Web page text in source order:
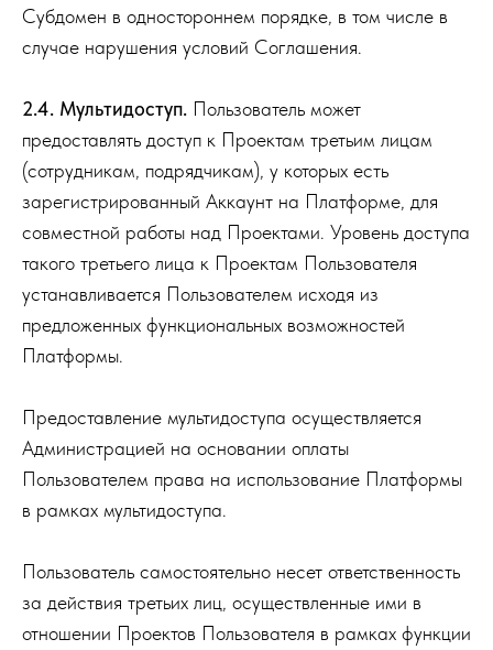
Субдомен в одностороннем порядке, в том числе в
случае нарушения условий Соглашения.
2.4. Мультидоступ. Пользователь может
предоставлять доступ к Проектам третьим лицам
(сотрудникам, подрядчикам), у которых есть
зарегистрированный Аккаунт на Платформе, для
совместной работы над Проектами. Уровень доступа
такого третьего лица к Проектам Пользователя
устанавливается Пользователем исходя из
предложенных функциональных возможностей
Платформы.
Предоставление мультидоступа осуществляется
Администрацией на основании оплаты
Пользователем права на использование Платформы
в рамках мультидоступа.
Пользователь самостоятельно несет ответственность
за действия третьих лиц, осуществленные ими в
отношении Проектов Пользователя в рамках функции